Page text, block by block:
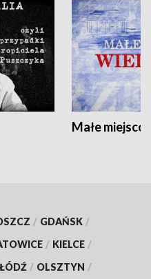
Małe
/ GDAŃSK /
/ KIELCE /
ŁÓDŹ / OLSZTYN /